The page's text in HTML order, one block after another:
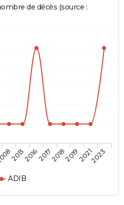
de décès (source :
ADIB
2013201620172018201920212023